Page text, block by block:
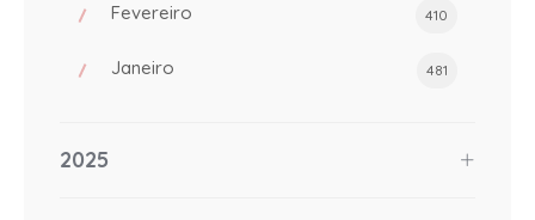
Fevereiro 410
Janeiro 481
2025